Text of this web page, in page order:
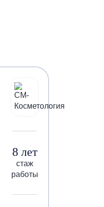
8 лет
стаж
работы